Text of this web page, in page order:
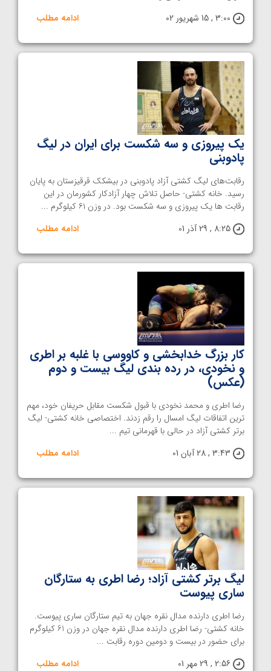
3:00 , 15 شهریور 02
ادامه مطلب
یک پیروزی و سه شکست برای ایران در لیگ
پادوبنی
رقابت‌های لیگ کشتی آزاد پادوبنی در بیشکک قرقیزستان به پایان
رسید. خانه کشتی- حاصل تلاش چهار آزادکار کشورمان در این
رقابت ها یک پیروزی و سه شکست بود. در وزن ۶۱ کیلوگرم ...
8:25 , 29 آذر 01
ادامه مطلب
کار بزرگ خدابخشی و کاووسی با غلبه بر اطری
و‌ نخودی، در رده بندی لیگ بیست و دوم
(عکس)
رضا اطری و محمد نخودی با قبول شکست مقابل حریفان خو‌د، مهم
ترین اتفاقات لیگ امسال را رقم زدند. اختصاصی خانه کشتی- لیگ
برتر کشتی آزاد در حالی با قهرمانی تیم ...
3:43 , 28 آبان 01
ادامه مطلب
لیگ برتر کشتی آزاد؛ رضا اطری به ستارگان
ساری پیوست
رضا اطری دارنده مدال نقره جهان به تیم ستارگان ساری پیوست.
خانه کشتی- رضا اطری دارنده مدال نقره جهان در وزن 61 کیلوگرم
برای حضور در بیست و دومین دوره رقابت ...
2:56 , 29 مهر 01
ادامه مطلب